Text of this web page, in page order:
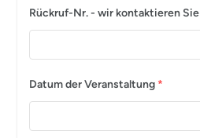
Rückruf-Nr. - wir kontaktieren Sie
Datum der Veranstaltung *